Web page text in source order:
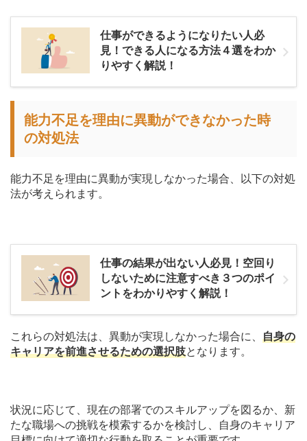
仕事ができるようになりたい人必
見！できる人になる方法４選をわか
りやすく解説！
能力不足を理由に異動ができなかった時
の対処法
能力不足を理由に異動が実現しなかった場合、以下の対処
法が考えられます。
仕事の結果が出ない人必見！空回り
しないために注意すべき３つのポイ
ントをわかりやすく解説！
これらの対処法は、異動が実現しなかった場合に、 自身の
キャリアを前進させるための選択肢となります。
状況に応じて、現在の部署でのスキルアップを図るか、新
たな職場への挑戦を模索するかを検討し、自身のキャリア